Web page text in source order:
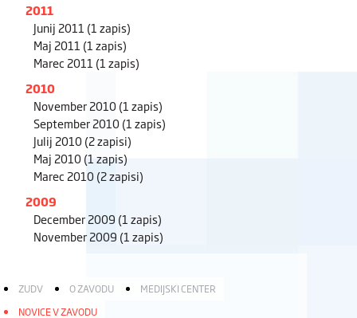
2011
Junij 2011 (1 zapis)
Maj 2011 (1 zapis)
Marec 2011 (1 zapis)
2010
November 2010(1 zapis)
September 2010(1 zapis)
Julij 2010(2 zapisi)
Maj 2010(1 zapis)
Marec 2010(2 zapisi)
2009
December 2009 (1 zapis)
November 2009 (1 zapis)
ZUDV O ZAVODU
MEDIJSKI CENTER
NOVICE V ZAVODU